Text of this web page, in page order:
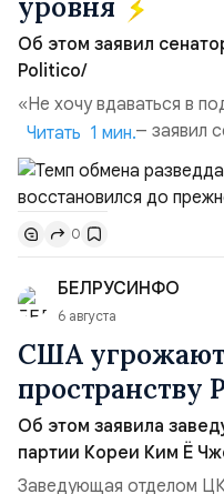
уровня
Об этом заявил
Politico/
«Не хочу вдаваться в
улучшилась», — заявил
высокопоставленный
добавив, что
ракет большой
удары вглубь
ключом к позитивному
Читать 1 мин.
0
БЕЛРУСИНФО
6 августа
США угрожают
пространству
Об этом заявила
партии Кореи Ким Ё
Заведующая отделом